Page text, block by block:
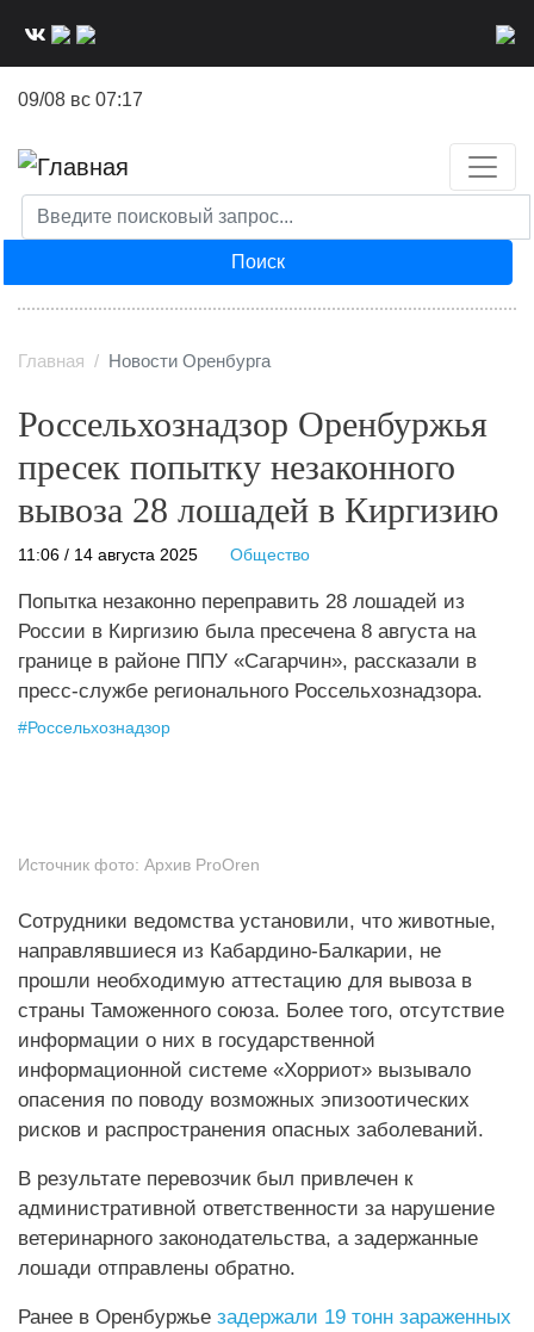
09/08 вс 07:17
Поиск
Главная Новости Оренбурга
Россельхознадзор Оренбуржья
пресек попытку незаконного
вывоза 28 лошадей в Киргизию
11:06 / 14 августа 2025 Общество
Попытка незаконно переправить 28 лошадей из
России в Киргизию была пресечена 8 августа на
границе в районе ППУ «Сагарчин», рассказали в
пресс-службе регионального Россельхознадзора.
#Россельхознадзор
Источник фото: Архив ProOren
Сотрудники ведомства установили, что животные,
направлявшиеся из Кабардино-Балкарии, не
прошли необходимую аттестацию для вывоза в
страны Таможенного союза. Более того, отсутствие
информации о них в государственной
информационной системе «Хорриот» вызывало
опасения по поводу возможных эпизоотических
рисков и распространения опасных заболеваний.
В результате перевозчик был привлечен к
административной ответственности за нарушение
ветеринарного законодательства, а задержанные
лошади отправлены обратно.
Ранее в Оренбуржье задержали 19 тонн зараженных